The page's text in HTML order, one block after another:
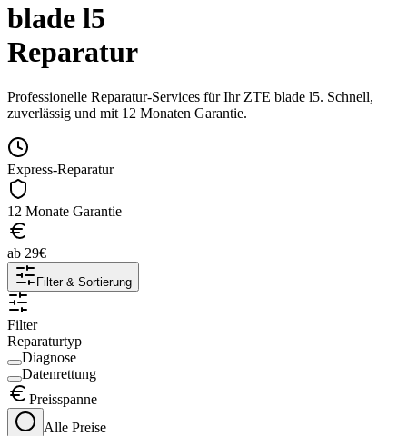
blade l5
Reparatur
Professionelle Reparatur-Services für Ihr ZTE blade l5. Schnell,
zuverlässig und mit 12 Monaten Garantie.
Express-Reparatur
12 Monate Garantie
ab 29€
Filter & Sortierung
Filter
Reparaturtyp
Diagnose
Datenrettung
Preisspanne
Alle Preise